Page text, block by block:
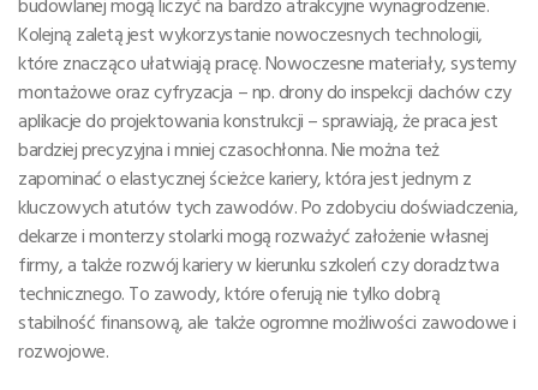
Kolejną zaletą jest wykorzystanie nowoczesnych technologii,
które znacząco ułatwiają pracę. Nowoczesne materiały, systemy
montażowe oraz cyfryzacja – np. drony do inspekcji dachów czy
aplikacje do projektowania konstrukcji – sprawiają, że praca jest
bardziej precyzyjna i mniej czasochłonna. Nie można też
zapominać o elastycznej ścieżce kariery, która jest jednym z
kluczowych atutów tych zawodów. Po zdobyciu doświadczenia,
dekarze i monterzy stolarki mogą rozważyć założenie własnej
firmy, a także rozwój kariery w kierunku szkoleń czy doradztwa
technicznego. To zawody, które oferują nie tylko dobrą
stabilność finansową, ale także ogromne możliwości zawodowe i
rozwojowe.